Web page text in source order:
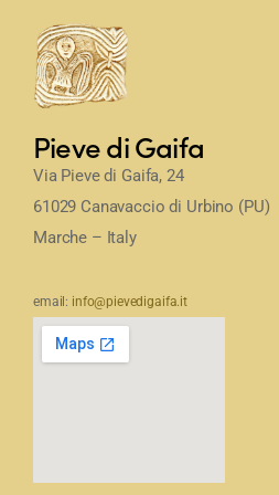
Pieve di Gaifa
Via Pieve di Gaifa, 24
61029 Canavaccio di Urbino (PU)
Marche – Italy
email: info@pievedigaifa.it